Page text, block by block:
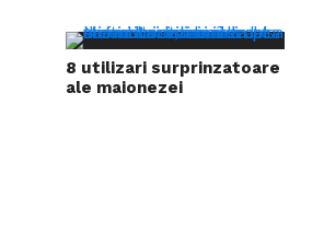
8 utilizari surprinzatoare
ale maionezei